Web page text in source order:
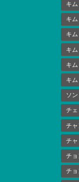
キ
キ
キ
キ
キ
キ
ソ
チ
チ
チ
チ
チ